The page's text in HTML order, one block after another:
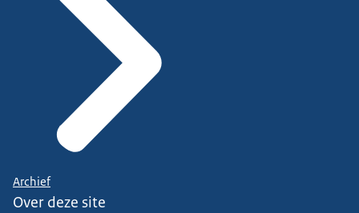
Archief
Over deze site